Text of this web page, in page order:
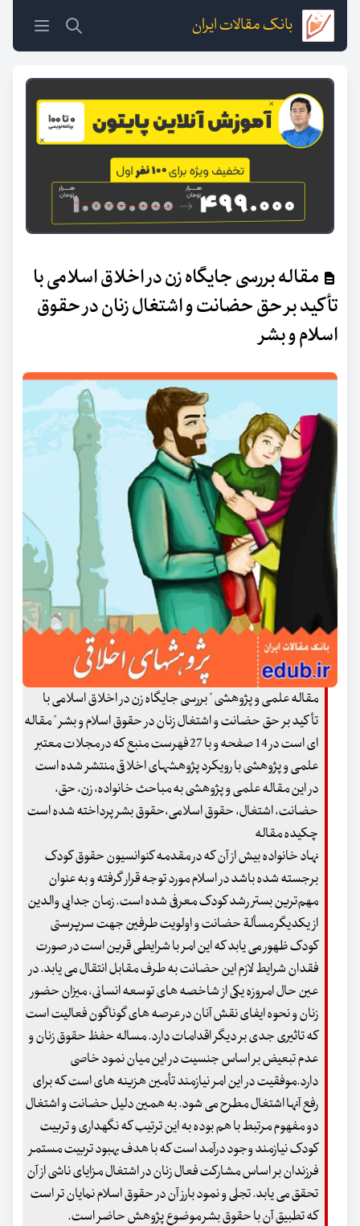
بانک مقالات ایران
مقاله بررسی جایگاه زن در اخلاق اسلامی با
تأکید بر حق حضانت و اشتغال زنان در حقوق
اسلام و بشر
مقاله علمی و پژوهشی " بررسی جایگاه زن در اخلاق اسلامی با
تأکید بر حق حضانت و اشتغال زنان در حقوق اسلام و بشر " مقاله
ای است در 14 صفحه و با 27 فهرست منبع که در مجلات معتبر
علمی و پژوهشی با رویکرد پژوهشهای اخلاقی منتشر شده است
در این مقاله علمی و پژوهشی به مباحث خانواده، زن، حق،
حضانت، اشتغال، حقوق اسلامی،حقوق بشر پرداخته شده است
چکیده مقاله
نهاد خانواده بیش از آن که در مقدمه کنوانسیون حقوق کودک
برجسته شده باشد در اسلام مورد توجه قرار گرفته و به عنوان
مهم‌ترین بستر رشد کودک معرفی شده است. زمان جدایی والدین
از یکدیگر مسألة حضانت و اولویت طرفین جهت سرپرستی
کودک ظهور می یابد که این امر با شرایطی قرین است در صورت
فقدان شرایط لازم این حضانت به طرف مقابل انتقال می یابد. در
عین حال امروزه یکی از شاخصه های توسعه انسانی، میزان حضور
زنان و نحوه ایفای نقش آنان در عرصه های گوناگون فعالیت است
که تاثیری جدی بر دیگر اقدامات دارد. مساله حفظ حقوق زنان و
عدم تبعیض بر اساس جنسیت در این میان نمود خاصی
دارد.موفقیت در این امر نیازمند تأمین هزینه های است که برای
رفع آنها اشتغال مطرح می شود. به همین دلیل حضانت و اشتغال
دو مفهوم مرتبط با هم بوده به این ترتیب که نگهداری و تربیت
کودک نیازمند وجود درآمد است که با هدف بهبود تربیت مستمر
فرزندان بر اساس مشارکت فعال زنان در اشتغال مزایای ناشی از آن
تحقق می یابد. تجلی و نمود بارز آن در حقوق اسلام نمایان تر است
که تطبیق آن با حقوق بشر موضوع پژوهش حاضر است.